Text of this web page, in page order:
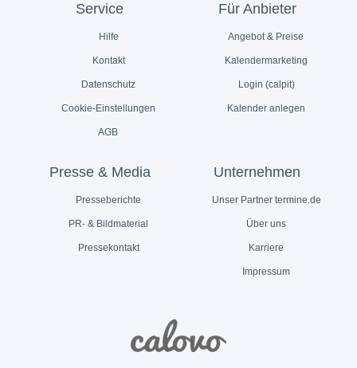
Service
Hilfe
Kontakt
Datenschutz
Cookie-Einstellungen
AGB
Für Anbieter
Angebot & Preise
Kalendermarketing
Login (calpit)
Kalender anlegen
Presse & Media
Presseberichte
PR- & Bildmaterial
Pressekontakt
Unternehmen
Unser Partner termine.de
Über uns
Karriere
Impressum